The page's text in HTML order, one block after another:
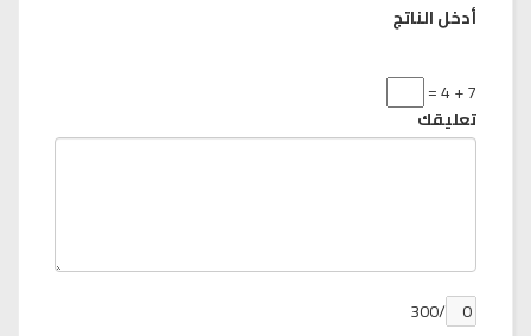
أدخل الناتج
7 + 4 =
تعليقك
/300